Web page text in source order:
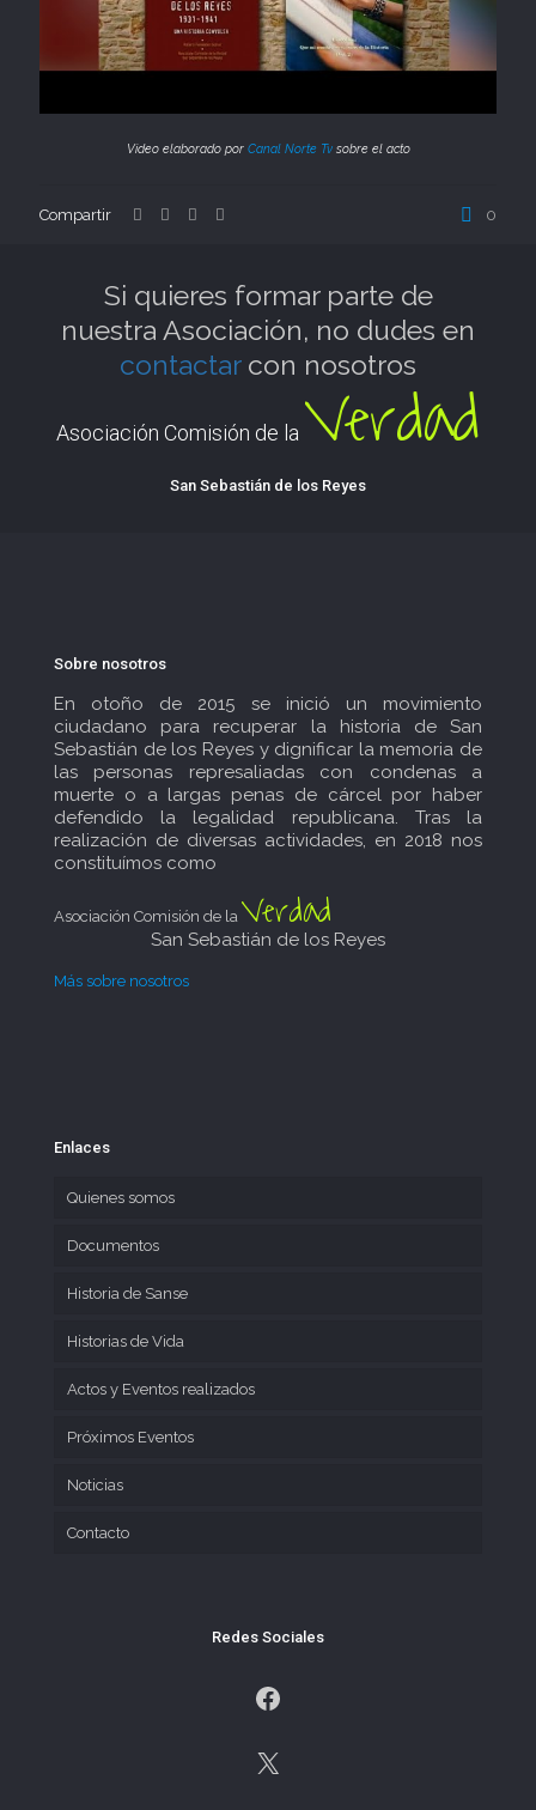
Video elaborado por Canal Norte Tvsobre el acto
Compartir 0
Si quieres formar parte de
nuestra Asociación, no dudes en
contactarcon nosotros
Asociación Comisión de la Verdad
San Sebastián de los Reyes
Sobre nosotros
En otoño de 2015 se inició un movimiento
ciudadano para recuperar la historia de San
Sebastián de los Reyes y dignificar la memoria de
las personas represaliadas con condenas a
muerte o a largas penas de cárcel por haber
defendido la legalidad republicana. Tras la
realización de diversas actividades, en 2018 nos
constituímos como
Asociación Comisión de la Verdad
San Sebastián de los Reyes
Más sobre nosotros
Enlaces
Quienes somos
Documentos
Historia de Sanse
Historias de Vida
Actos y Eventos realizados
Próximos Eventos
Noticias
Contacto
Redes Sociales
Facebook
X